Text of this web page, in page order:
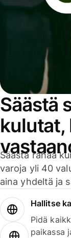
Säästä
kulutat,
Säästä rahaa
varoja yli 40
aina yhdeltä ja
Hallitse
Pidä
paikassa